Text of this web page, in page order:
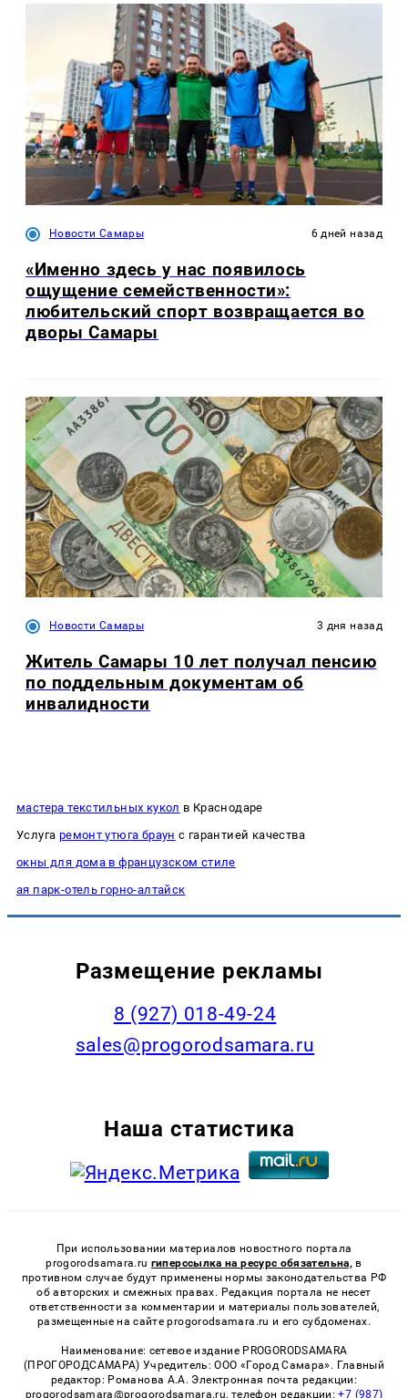
Новости Самары 6 дней назад
«Именно здесь у нас появилось
ощущение семейственности»:
любительский спорт возвращается во
дворы Самары
Новости Самары 3 дня назад
Житель Самары 10 лет получал пенсию
по поддельным документам об
инвалидности
мастера текстильных кукол в Краснодаре
Услуга ремонт утюга браун с гарантией качества
окны для дома в французском стиле
ая парк-отель горно-алтайск
Размещение рекламы
8 (927) 018-49-24
sales@progorodsamara.ru
Наша статистика
При использовании материалов новостного портала
progorodsamara.ru гиперссылка на ресурс обязательна, в
противном случае будут применены нормы законодательства РФ
об авторских и смежных правах. Редакция портала не несет
ответственности за комментарии и материалы пользователей,
размещенные на сайте progorodsamara.ru и его субдоменах.
Наименование: сетевое издание PROGORODSAMARA
(ПРОГОРОДСАМАРА) Учредитель: ООО «Город Самара». Главный
редактор: Романова А.А. Электронная почта редакции:
progorodsamara@progorodsamara.ru, телефон редакции:+7 (987)